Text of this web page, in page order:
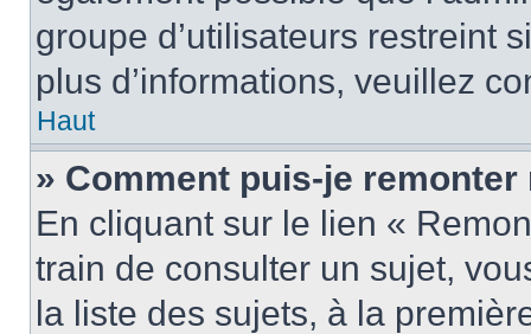
groupe d’utilisateurs restreint
plus d’informations, veuillez
Haut
» Comment puis-je
En cliquant sur le lien «
train de consulter un sujet,
la liste des sujets, à la